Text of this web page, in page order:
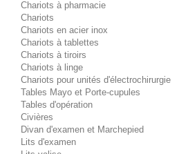
Chariots à pharmacie
Chariots
Chariots en acier inox
Chariots à tablettes
Chariots à tiroirs
Chariots à linge
Chariots pour unités d'électrochirurgie
Tables Mayo et Porte-cupules
Tables d'opération
Civières
Divan d'examen et Marchepied
Lits d'examen